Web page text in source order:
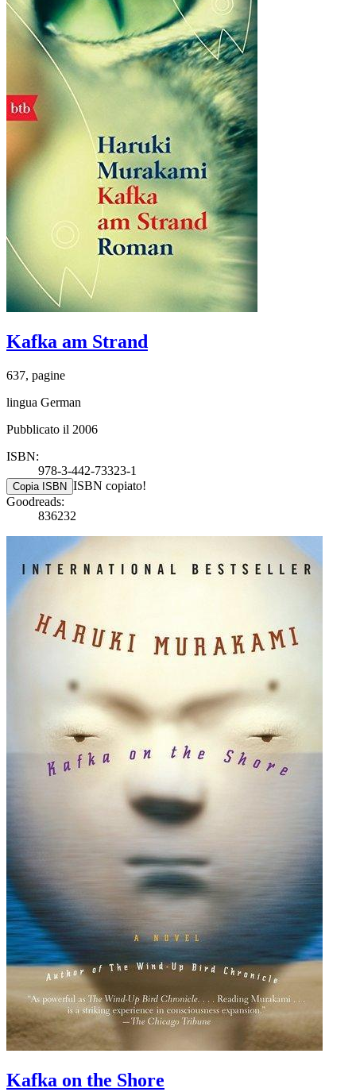
Kafka am Strand
637, pagine
lingua German
Pubblicato il 2006
ISBN:
978-3-442-73323-1
Copia ISBN ISBN copiato!
Goodreads:
836232
Kafka on the Shore